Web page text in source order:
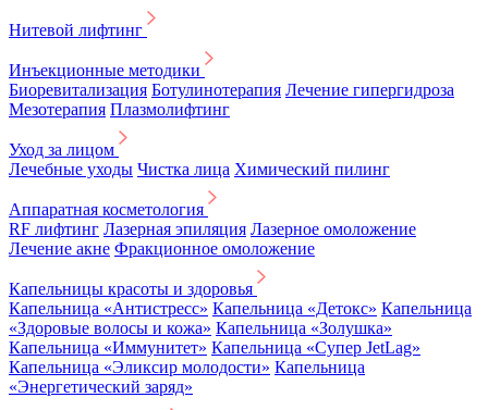
Нитевой лифтинг
Инъекционные методики
Биоревитализация Ботулинотерапия Лечение гипергидроза
Мезотерапия Плазмолифтинг
Уход за лицом
Лечебные уходы Чистка лица Химический пилинг
Аппаратная косметология
RF лифтинг Лазерная эпиляция Лазерное омоложение
Лечение акне Фракционное омоложение
Капельницы красоты и здоровья
Капельница «Антистресс» Капельница «Детокс» Капельница
«Здоровые волосы и кожа» Капельница «Золушка»
Капельница «Иммунитет» Капельница «Супер JetLag»
Капельница «Эликсир молодости» Капельница
«Энергетический заряд»